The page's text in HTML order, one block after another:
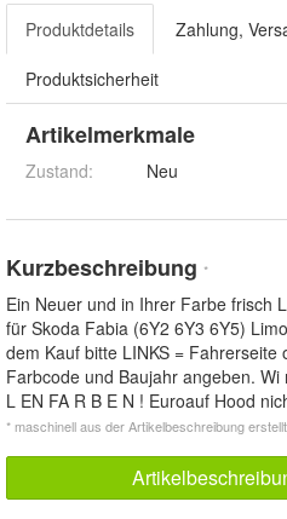
Produktdetails Zahlung,
Produktsicherheit
Artikelmerkmale
Zustand: Neu
Kurzbeschreibung *
Ein Neuer und in Ihrer Farbe frisch
für Skoda Fabia (6Y2 6Y3 6Y5)
dem Kauf bitte LINKS = Fahrerseite
Farbcode und Baujahr angeben.
L EN FA R B E N ! Euroauf Hood
* maschinell aus der Artikelbeschreibung erstellt